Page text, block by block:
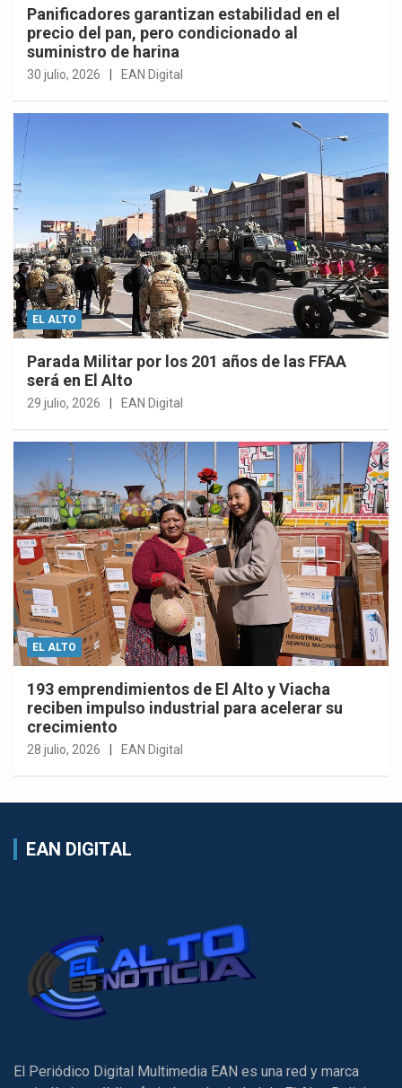
Panificadores garantizan estabilidad en el
precio del pan, pero condicionado al
suministro de harina
30 julio, 2026 EAN Digital
EL ALTO
Parada Militar por los 201 años de las FFAA
será en El Alto
29 julio, 2026 EAN Digital
EL ALTO
193 emprendimientos de El Alto y Viacha
reciben impulso industrial para acelerar su
crecimiento
28 julio, 2026 EAN Digital
EAN DIGITAL
El Periódico Digital Multimedia EAN es una red y marca